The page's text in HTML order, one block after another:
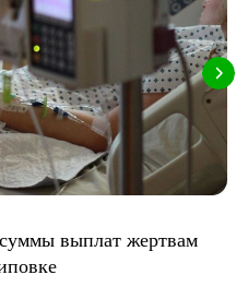
выплат жертвам